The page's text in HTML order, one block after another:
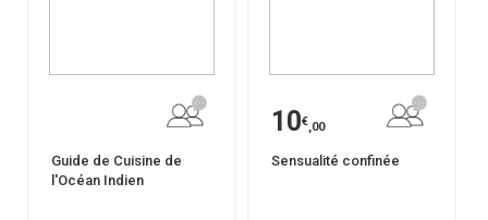
Guide de Cuisine de
l'Océan Indien
10€,00
Sensualité confinée